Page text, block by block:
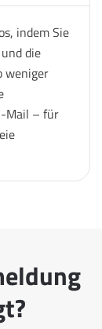
indem Sie
die
weniger
Mail – für